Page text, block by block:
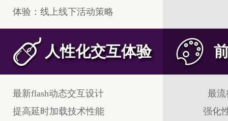
体验：线上线下活动策略
人性化交互体验
最新flash动态交互设计
提高延时加载技术性能
最流
强化